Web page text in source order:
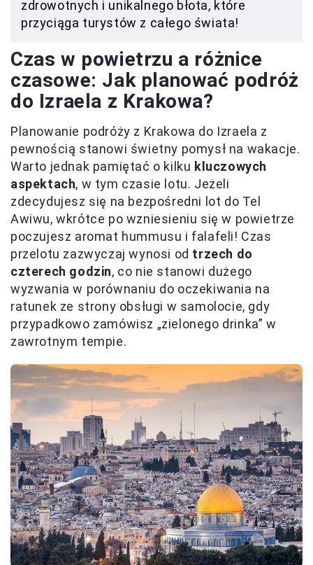
zdrowotnych i unikalnego błota, które
przyciąga turystów z całego świata!
Czas w powietrzu a różnice
czasowe: Jak planować podróż
do Izraela z Krakowa?
Planowanie podróży z Krakowa do Izraela z
pewnością stanowi świetny pomysł na wakacje.
Warto jednak pamiętać o kilku kluczowych
aspektach, w tym czasie lotu. Jeżeli
zdecydujesz się na bezpośredni lot do Tel
Awiwu, wkrótce po wzniesieniu się w powietrze
poczujesz aromat hummusu i falafeli! Czas
przelotu zazwyczaj wynosi od trzech do
czterech godzin, co nie stanowi dużego
wyzwania w porównaniu do oczekiwania na
ratunek ze strony obsługi w samolocie, gdy
przypadkowo zamówisz „zielonego drinka” w
zawrotnym tempie.